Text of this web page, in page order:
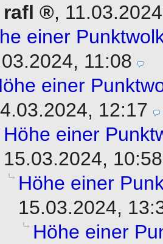
rafl
,
einer
11:08
einer
12:17
Höhe einer
15.03.2024, 10:58
Höhe einer
15.03.2024,
Höhe einer